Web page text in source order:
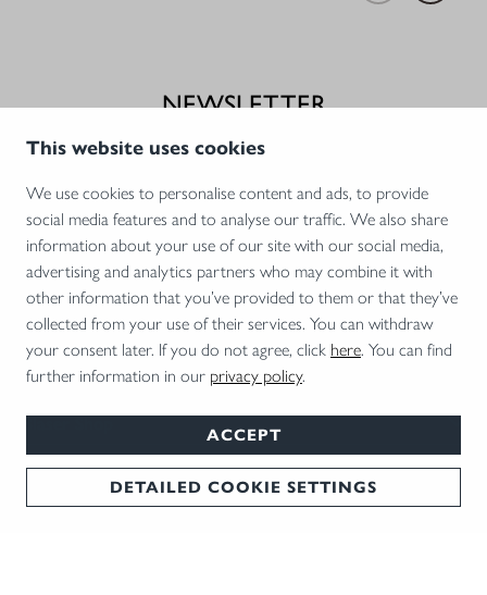
This website uses cookies
We use cookies to personalise content and ads, to provide
social media features and to analyse our traffic. We also share
information about your use of our site with our social media,
advertising and analytics partners who may combine it with
other information that you’ve provided to them or that they’ve
collected from your use of their services. You can withdraw
your consent later. If you do not agree, click here. You can find
further information in our privacy policy.
ACCEPT
DETAILED COOKIE SETTINGS
NEWSLETTER
Jeden Monat die besten Tipps und Trends direkt in Ihr
JETZT ANMELDEN
Unternehmen
Services
News & Termine